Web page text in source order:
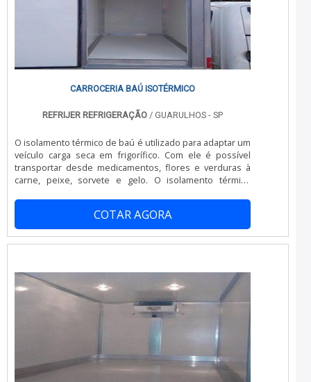
CARROCERIA BAÚ ISOTÉRMICO
REFRIJER REFRIGERAÇÃO / GUARULHOS - SP
O isolamento térmico de baú é utilizado para adaptar um
veículo carga seca em frigorífico. Com ele é possível
transportar desde medicamentos, flores e verduras à
carne, peixe, sorvete e gelo. O isolamento térmico
evitando a degradação natural por calor e contaminação
alimentos, e é regulamentado na legislação brasileira,
podendo ser instal...
COTAR AGORA